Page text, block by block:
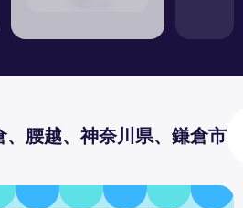
腰越、神奈川県、鎌倉市
象面のポイント